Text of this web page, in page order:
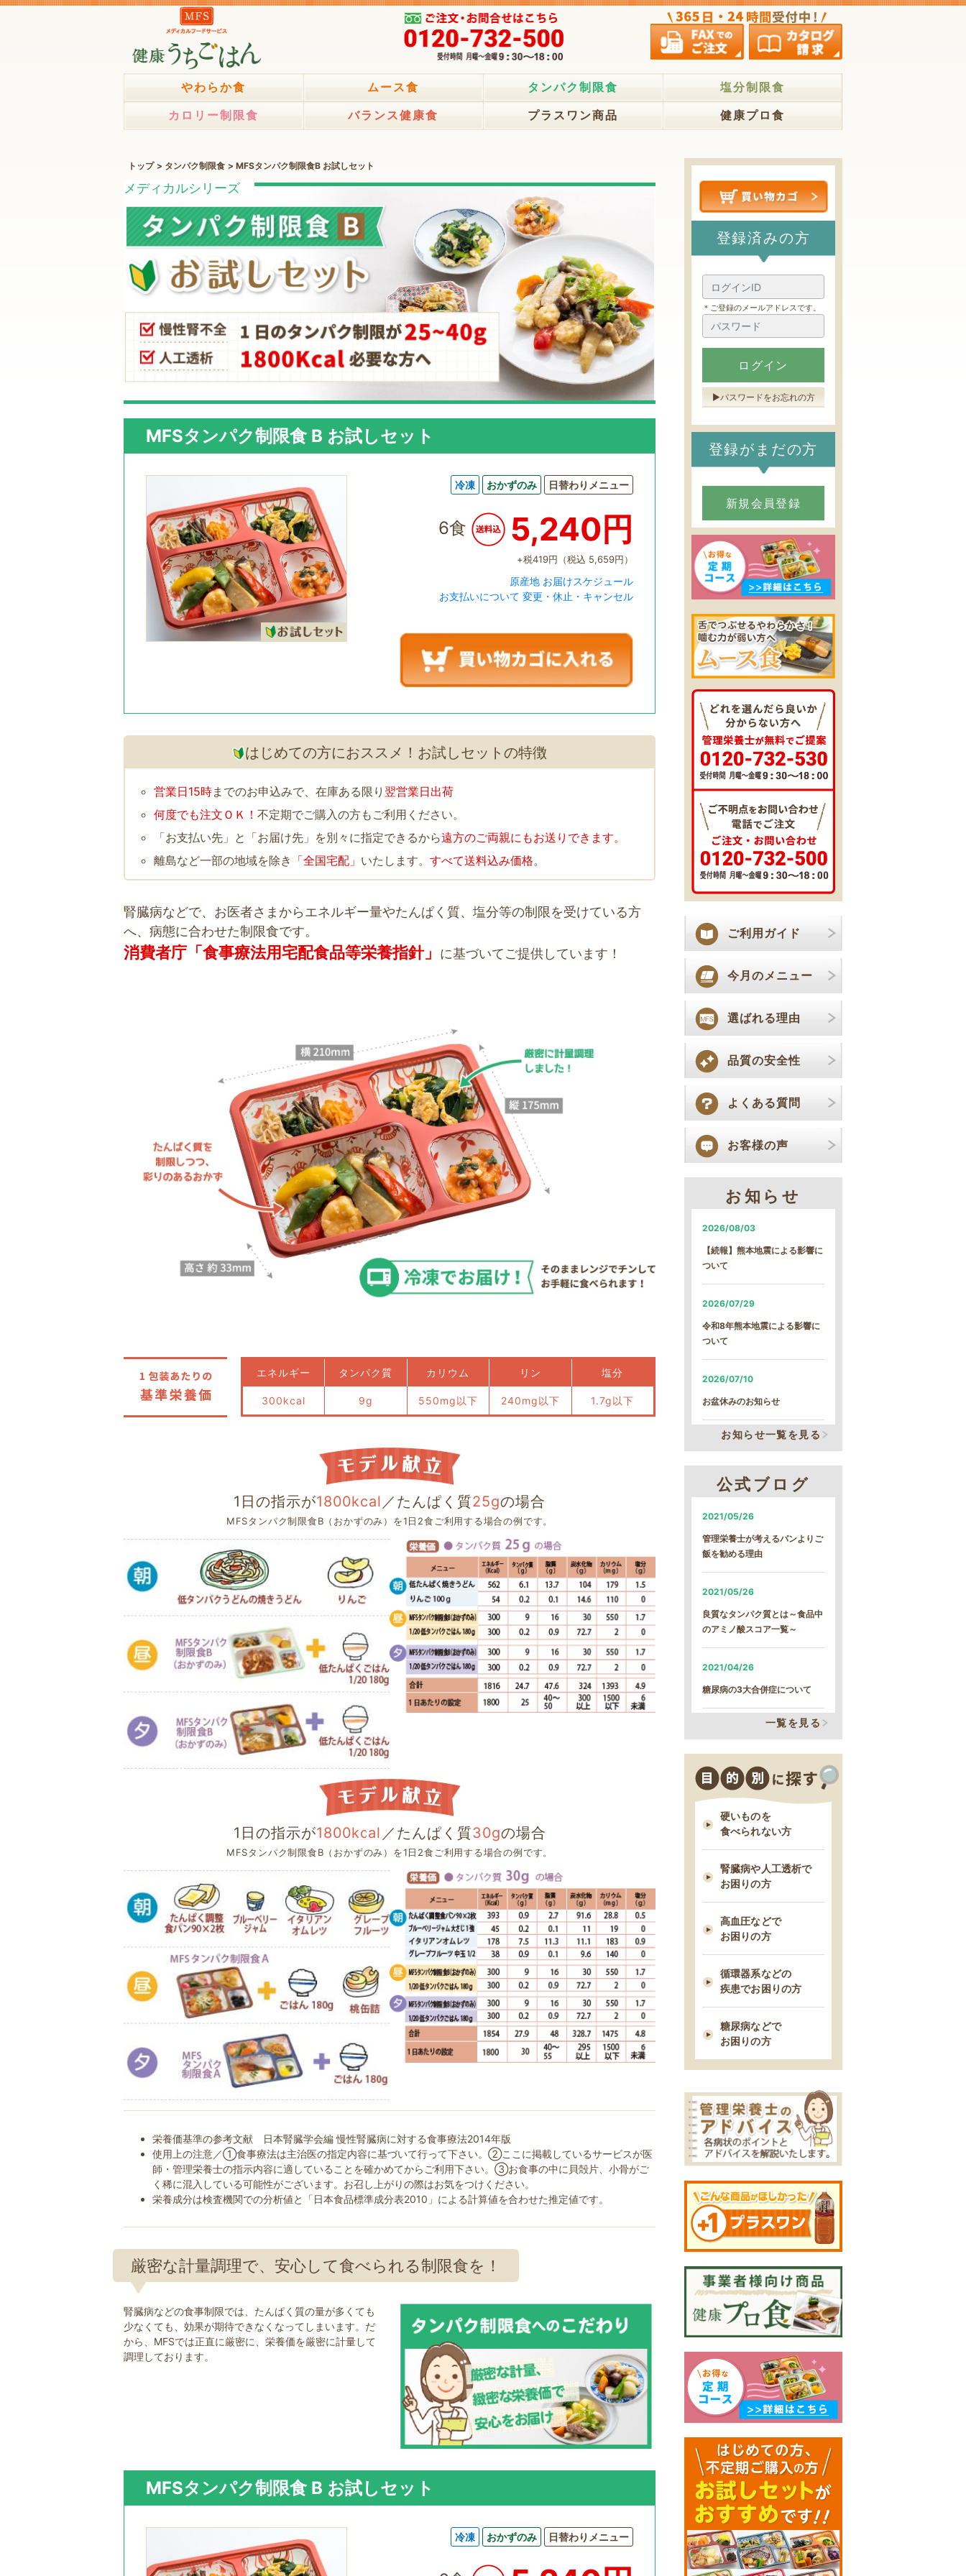
やわらか食 ムース食 タンパク制限食 塩分制限食
カロリー制限食 バランス健康食 プラスワン商品 健康プロ食
トップ タンパク制限食 MFSタンパク制限食B お試しセット
メディカルシリーズ
MFSタンパク制限食 B お試しセット
冷凍 おかずのみ 日替わりメニュー
6食 5,240 円
+税419円（税込 5,659円）
原産地 お届けスケジュール
お支払いについて 変更・休止・キャンセル
はじめての方におススメ！お試しセットの特徴
営業日15時までのお申込みで、在庫ある限り 翌営業日出荷
何度でも注文ＯＫ！ 不定期でご購入の方もご利用ください。
「お支払い先」と「お届け先」を別々に指定できるから遠方のご両親にもお送りできます。
離島など一部の地域を除き 「全国宅配」 いたします。 すべて送料込み価格。
腎臓病などで、お医者さまからエネルギー量やたんぱく質、塩分等の制限を受けている方
へ、病態に合わせた制限食です。
消費者庁「食事療法用宅配食品等栄養指針」 に基づいてご提供しています！
エネルギー タンパク質 カリウム リン 塩分
300kcal 9g 550mg以下 240mg以下 1.7g以下
1日の指示が1800kcal ／たんぱく質25gの場合
MFSタンパク制限食B（おかずのみ）を1日2食ご利用する場合の例です。
1日の指示が1800kcal ／たんぱく質30gの場合
MFSタンパク制限食B（おかずのみ）を1日2食ご利用する場合の例です。
栄養価基準の参考文献 日本腎臓学会編 慢性腎臓病に対する食事療法2014年版
使用上の注意／①食事療法は主治医の指定内容に基づいて行って下さい。②ここに掲載しているサービスが医
師・管理栄養士の指示内容に適していることを確かめてからご利用下さい。③お食事の中に貝殻片、小骨がご
く稀に混入している可能性がございます。お召し上がりの際はお気をつけください。
栄養成分は検査機関での分析値と「日本食品標準成分表2010」による計算値を合わせた推定値です。
厳密な計量調理で、安心して食べられる制限食を！
腎臓病などの食事制限では、たんぱく質の量が多くても
少なくても、効果が期待できなくなってしまいます。だ
から、MFSでは正直に厳密に、栄養価を厳密に計量して
調理しております。
MFSタンパク制限食 B お試しセット
冷凍 おかずのみ 日替わりメニュー
登録済みの方
＊ご登録のメールアドレスです。
ログイン
▶︎パスワードをお忘れの方
登録がまだの方
新規会員登録
ご利用ガイド
今月のメニュー
選ばれる理由
品質の安全性
よくある質問
お客様の声
お知らせ
2026/08/03
【続報】熊本地震による影響に
ついて
2026/07/29
令和8年熊本地震による影響に
ついて
2026/07/10
お盆休みのお知らせ
2026/07/10
業時間短縮について
2026/06/05
システム改修による、臨時の営
業時間短縮について
2026/01/22
【続報】雪による遅延のご案内
2026/01/21
雪による遅延のご案内
2026/01/13
2025/12/09
時変更について
2025/11/18
11/18 臨時休業のお知らせ
お知らせ一覧を見る
公式ブログ
2021/05/26
管理栄養士が考えるパンよりご
飯を勧める理由
2021/05/26
良質なタンパク質とは～食品中
のアミノ酸スコア一覧～
2021/04/26
糖尿病の3大合併症について
なの？
2021/03/29
減塩表示の落とし穴！その表
示、本当に減塩？
2021/03/24
脂質制限中にお勧め！低脂肪・
高タンパクな“魚”６つ
2021/03/03
早期の脂肪肝は改善できる！す
ぐ始めるべき５つの食事管理
2021/02/23
2021/02/09
糖尿病性腎症を進行させないた
めの食事療法
2021/02/03
胆石症になりやすい人の７つの
習慣・特徴
一覧を見る
硬いものを
食べられない方
腎臓病や人工透析で
お困りの方
高血圧などで
お困りの方
循環器系などの
疾患でお困りの方
糖尿病などで
お困りの方